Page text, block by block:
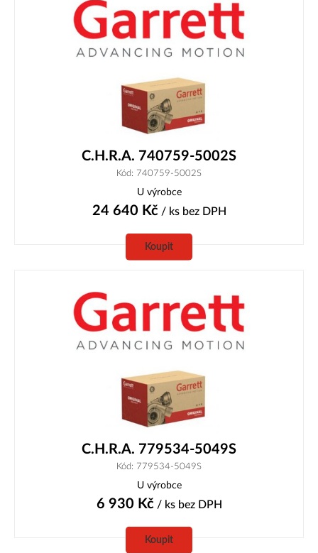
C.H.R.A. 740759-5002S
Kód: 740759-5002S
U výrobce
24 640 Kč/ ks bez DPH
Koupit
C.H.R.A. 779534-5049S
Kód: 779534-5049S
U výrobce
6 930 Kč/ ks bez DPH
Koupit